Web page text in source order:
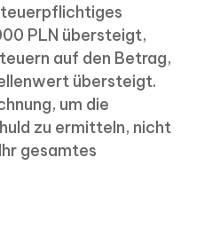
PLN übersteigt,
auf den Betrag,
übersteigt.
um die
zu ermitteln, nicht
gesamtes